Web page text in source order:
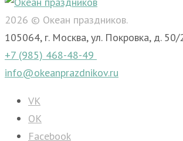
2026 © Океан праздников.
105064, г. Москва, ул. Покровка, д.
+7 (985) 468-48-49
info@okeanprazdnikov.ru
VK
OK
Facebook